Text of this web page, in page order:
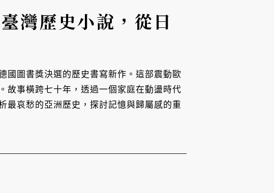
灣歷史小說，從日
國圖書獎決選的歷史書寫新作。這部震動歐
故事橫跨七十年，透過一個家庭在動盪時代
最哀愁的亞洲歷史，探討記憶與歸屬感的重